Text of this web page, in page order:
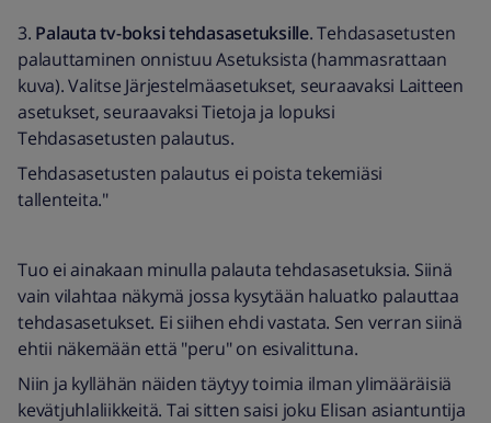
3. Palauta tv-boksi tehdasasetuksille. Tehdasasetusten
palauttaminen onnistuu Asetuksista (hammasrattaan
kuva). Valitse Järjestelmäasetukset, seuraavaksi Laitteen
asetukset, seuraavaksi Tietoja ja lopuksi
Tehdasasetusten palautus.
Tehdasasetusten palautus ei poista tekemiäsi
tallenteita."
Tuo ei ainakaan minulla palauta tehdasasetuksia. Siinä
vain vilahtaa näkymä jossa kysytään haluatko palauttaa
tehdasasetukset. Ei siihen ehdi vastata. Sen verran siinä
ehtii näkemään että "peru" on esivalittuna.
Niin ja kyllähän näiden täytyy toimia ilman ylimääräisiä
kevätjuhlaliikkeitä. Tai sitten saisi joku Elisan asiantuntija